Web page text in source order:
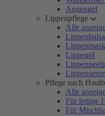
Augengel
Lippenpflege
Alle
Lippenöl
Pflege nach
Alle
Für fettige
Für